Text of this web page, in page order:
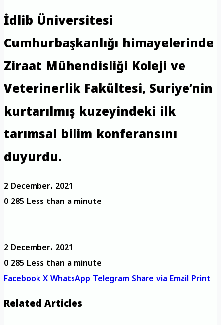
İdlib Üniversitesi
Cumhurbaşkanlığı himayelerinde
Ziraat Mühendisliği Koleji ve
Veterinerlik Fakültesi, Suriye’nin
kurtarılmış kuzeyindeki ilk
tarımsal bilim konferansını
duyurdu.
2 December، 2021
0285 Less than a minute
2 December، 2021
0285 Less than a minute
FacebookXWhatsAppTelegramShare via EmailPrint
Related Articles